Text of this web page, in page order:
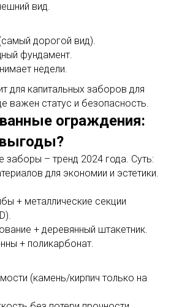
вид.
дорогой вид).
фундамент.
недели.
для капитальных заборов для
важен статус и безопасность.
ограждения:
заборы – тренд 2024 года. Суть:
для экономии и эстетики.
+ металлические секции
+ деревянный штакетник.
+ поликарбонат.
(камень/кирпич только на